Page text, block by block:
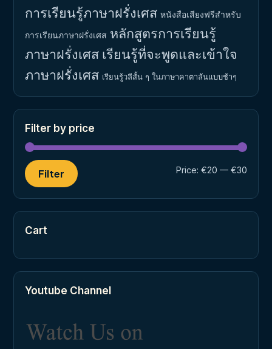
การเรียนรู้ภาษาฝรั่งเศส หนังสือเสียงฟรีสำหรับ
การเรียนภาษาฝรั่งเศส หลักสูตรการเรียนรู้
ภาษาฝรั่งเศส เรียนรู้ที่จะพูดและเข้าใจ
ภาษาฝรั่งเศส เรียนรู้วลีสั้น ๆ ในภาษาคาตาลันแบบช้าๆ
Filter by price
Filter Price: €20 — €30
Cart
Youtube Channel